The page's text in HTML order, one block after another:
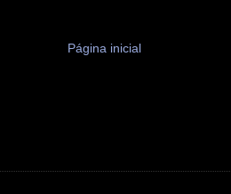
Página inicial